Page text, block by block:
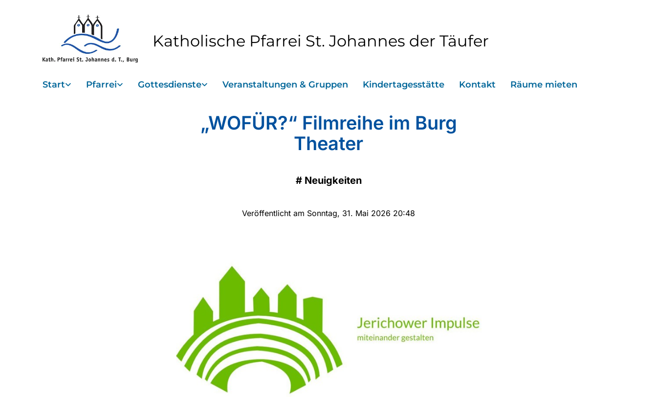
Katholische Pfarrei St. Johannes der Täufer
Start Pfarrei Gottesdienste Veranstaltungen & Gruppen Kindertagesstätte Kontakt Räume mieten
„WOFÜR?“ Filmreihe im Burg
Theater
# Neuigkeiten
Veröffentlicht am Sonntag, 31. Mai 2026 20:48